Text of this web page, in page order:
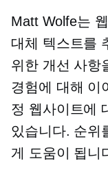
Matt Wolfe는
대체 텍스트를
위한 개선 사항
경험에 대해 이
정 웹사이트에
있습니다. 순위
게 도움이 됩니